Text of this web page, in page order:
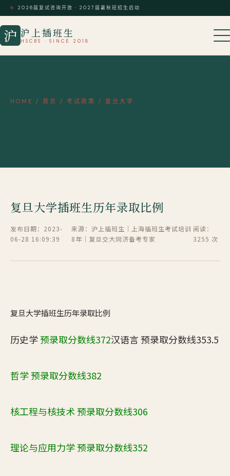
2026届复试咨询开放 · 2027届暑秋班招生启动
沪 沪上插班生
HSCBS · SINCE 2018
HOME / 首页 / 考试政策 / 复旦大学
复旦大学插班生历年录取比例
发布日期：2023-
06-28 16:09:39
来源：沪上插班生｜上海插班生考试培训
8年｜复旦交大同济备考专家
阅读：
3255 次
复旦大学插班生历年录取比例
历史学预录取分数线372汉语言 预录取分数线353.5
哲学 预录取分数线382
核工程与核技术 预录取分数线306
理论与应用力学 预录取分数线352